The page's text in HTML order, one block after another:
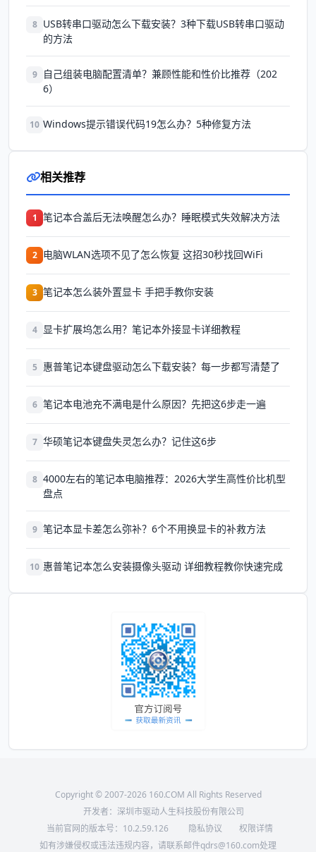
8 USB转串口驱动怎么下载安装？3种下载USB转串口驱动
的方法
9
自己组装电脑配置清单？兼顾性能和性价比推荐（202
6）
10 Windows提示错误代码19怎么办？5种修复方法
相关推荐
1 笔记本合盖后无法唤醒怎么办？睡眠模式失效解决方法
2 电脑WLAN选项不见了怎么恢复 这招30秒找回WiFi
3 笔记本怎么装外置显卡 手把手教你安装
4 显卡扩展坞怎么用？笔记本外接显卡详细教程
5 惠普笔记本键盘驱动怎么下载安装？每一步都写清楚了
6 笔记本电池充不满电是什么原因？先把这6步走一遍
7 华硕笔记本键盘失灵怎么办？记住这6步
8 4000左右的笔记本电脑推荐：2026大学生高性价比机型
盘点
9 笔记本显卡差怎么弥补？6个不用换显卡的补救方法
10 惠普笔记本怎么安装摄像头驱动 详细教程教你快速完成
Copyright © 2007-2026 160.COM All Rights Reserved
开发者：深圳市驱动人生科技股份有限公司
当前官网的版本号： 10.2.59.126 隐私协议
权限详情
如有涉嫌侵权或违法违规内容，请联系邮件qdrs@160.com处理